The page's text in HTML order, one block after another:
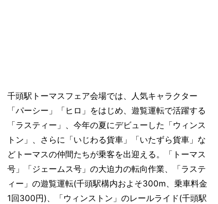
千頭駅トーマスフェア会場では、人気キャラクター
「パーシー」「ヒロ」をはじめ、遊覧運転で活躍する
「ラスティー」、今年の夏にデビューした「ウィンス
トン」、さらに「いじわる貨車」「いたずら貨車」な
どトーマスの仲間たちが乗客を出迎える。「トーマス
号」「ジェームス号」の大迫力の転向作業、「ラステ
ィー」の遊覧運転(千頭駅構内およそ300m、乗車料金
1回300円)、「ウィンストン」のレールライド(千頭駅